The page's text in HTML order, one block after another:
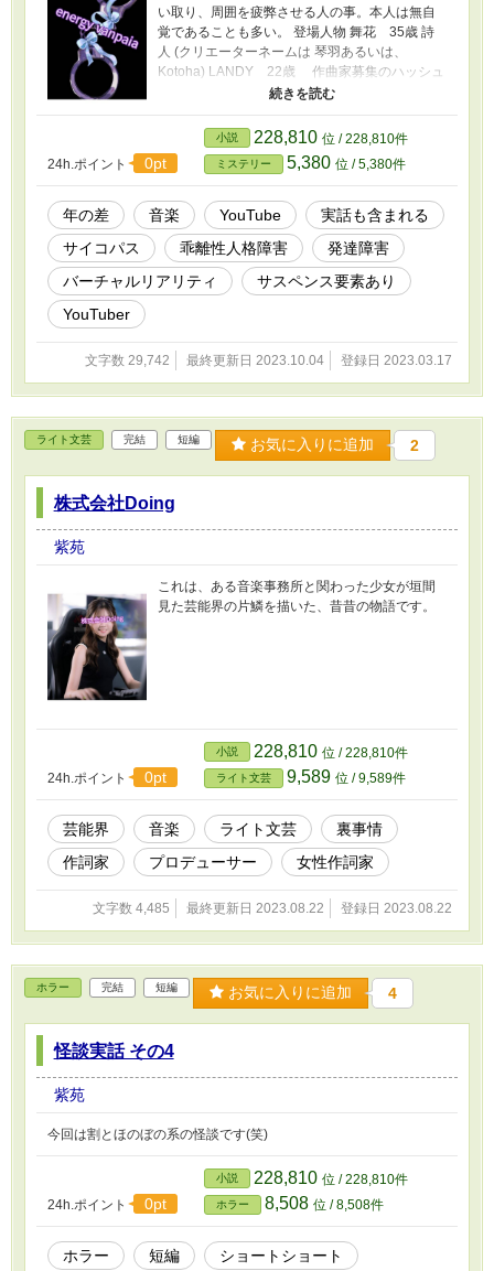
い取り、周囲を疲弊させる人の事。本人は無自
覚であることも多い。 登場人物 舞花 35歳 詩
人 (クリエーターネームは 琴羽あるいは、
Kotoha) LANDY 22歳 作曲家募集のハッシュ
タグから応募してきた作曲家の１人 Tatsuya
沙也加 人気のオラクルヒーラー 主に霊感霊視タ
ロットを得意とする。ヒーラーネームはプリン
セスさあや 舞花の高校時代からの友人 サファイ
ア 音楽歴は10年以上のベテランの作曲家。ニュ
ーハーフ。 【あらすじ】 アマチュアの詩人 舞
花 不思議な縁で音楽系YouTuberの世界に足を踏
み入れる。 彼女は何人かの作曲家と知り合うこ
とになるが、そのうちの一人が決して関わって
はならない男だと後になって知ることになる…
24h.ポイント 0pt
小説 228,810 位 / 228,810件
ミステリー 5,380 位 / 5,380件
年の差 音楽 YouTube
実話も含まれる
サイコパス
乖離性人格障害
発達障害
バーチャルリアリティ
サスペンス要素あり
YouTuber
文字数 29,742 最終更新日 2023.10.04 登録日 2023.03.17
ライト文芸 完結 短編 お気に入りに追加 2
株式会社Doing
紫苑
これは、ある音楽事務所と関わった少女が垣間
見た芸能界の片鱗を描いた、昔昔の物語です。
24h.ポイント 0pt
小説 228,810 位 / 228,810件
ライト文芸 9,589 位 / 9,589件
芸能界 音楽 ライト文芸
裏事情
作詞家
プロデューサー 女性作詞家
文字数 4,485 最終更新日 2023.08.22 登録日 2023.08.22
ホラー 完結 短編 お気に入りに追加 4
怪談実話 その4
紫苑
今回は割とほのぼの系の怪談です(笑)
24h.ポイント 0pt
小説 228,810 位 / 228,810件
ホラー 8,508 位 / 8,508件
ホラー 短編
ショートショート